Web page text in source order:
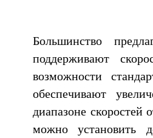
Большинство
поддерживают
возможности
обеспечивают
диапазоне
можно установить